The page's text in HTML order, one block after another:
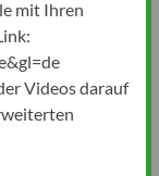
mit Ihren
Videos darauf